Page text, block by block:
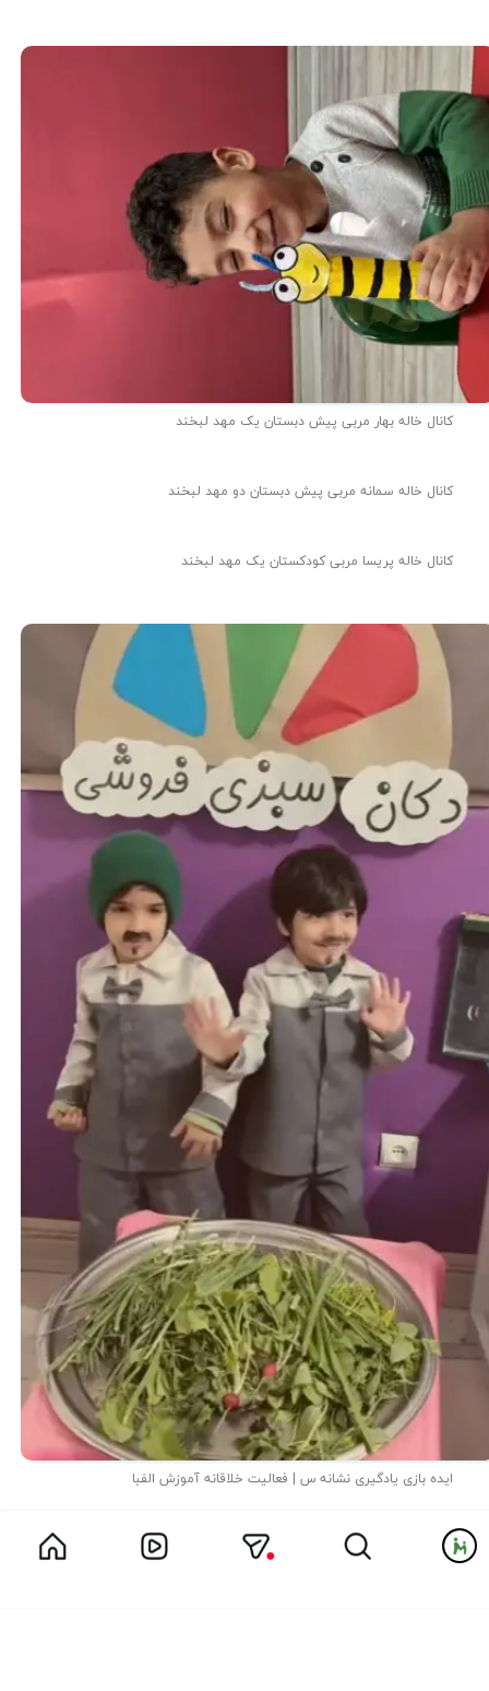
کانال خاله بهار مربی پیش دبستان یک مهد لبخند
کانال خاله سمانه مربی پیش دبستان دو مهد لبخند
کانال خاله پریسا مربی کودکستان یک مهد لبخند
ایده بازی یادگیری نشانه س | فعالیت خلاقانه آموزش الفبا